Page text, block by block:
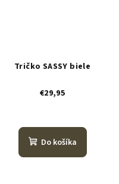
Tričko SASSY biele
€29,95
Do košíka